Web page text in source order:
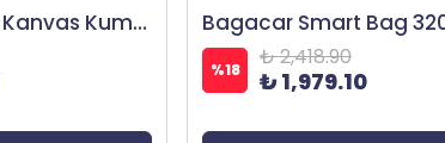
Bagacar Siyah Bozuk Para Bölmeli Çıtçıtlı Hakiki Deri Mekanizmalı Kartlık Cüzdan
%18 ₺ 2,418.90
₺ 1,979.10